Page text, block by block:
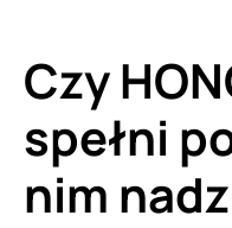
Czy
spełni
nim